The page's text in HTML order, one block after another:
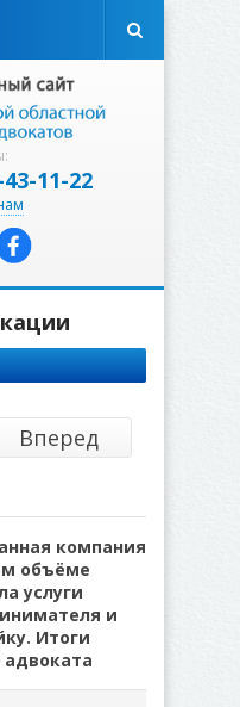
11-22
Вперед
компания
объёме
услуги
и
Итоги